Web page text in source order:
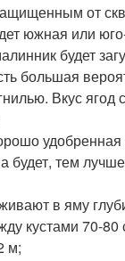
от
южная или
будет
большая
Вкус ягод
будет, тем
в яму
кустами 70-
м;